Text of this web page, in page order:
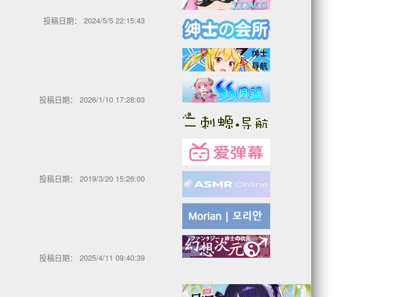
投稿日期： 2024/5/5 22:15:43
投稿日期： 2026/1/10 17:28:03
投稿日期： 2019/3/20 15:26:00
投稿日期： 2025/4/11 09:40:39